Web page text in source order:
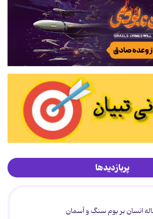
پربازدیدها
انسان بر بوم سنگ و آسمان